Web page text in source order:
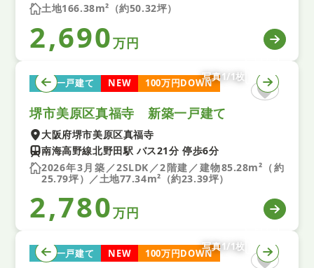
土地166.38m²（約50.32坪）
2,690万円
新築一戸建て NEW 100万円DOWN
写真1/1枚
堺市美原区真福寺 新築一戸建て
大阪府堺市美原区真福寺
南海高野線北野田駅 バス21分 停歩6分
2026年3月築／2SLDK／2階建／建物85.28m²（約
25.79坪）／土地77.34m²（約23.39坪）
2,780万円
新築一戸建て NEW 100万円DOWN
写真1/1枚